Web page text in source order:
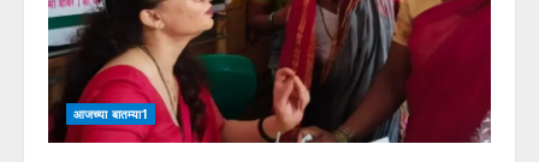
आजच्या बातम्या1